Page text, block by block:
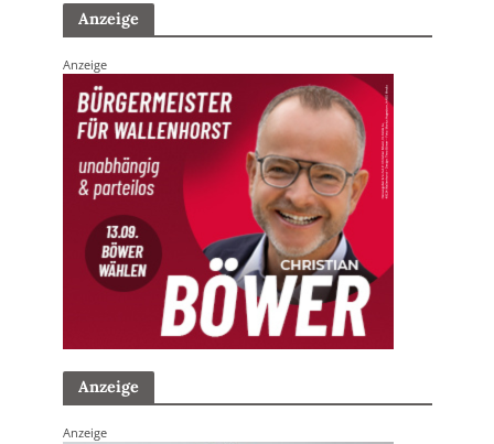
Anzeige
Anzeige
Anzeige
Anzeige